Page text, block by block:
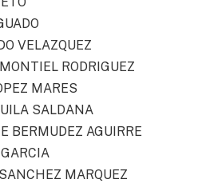
VELAZQUEZ
RODRIGUEZ
MARES
SALDANA
BERMUDEZ AGUIRRE
MARQUEZ